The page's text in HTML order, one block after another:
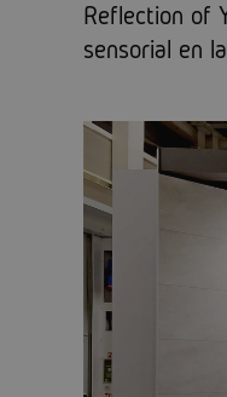
Reflection of
sensorial en